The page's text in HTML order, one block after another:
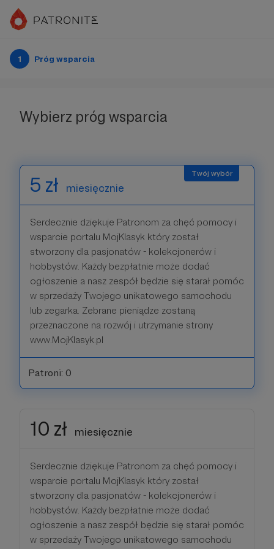
1 Próg wsparcia
Wybierz próg wsparcia
5 zł miesięcznie
Serdecznie dziękuje Patronom za chęć pomocy i
wsparcie portalu MojKlasyk który został
stworzony dla pasjonatów - kolekcjonerów i
hobbystów. Każdy bezpłatnie może dodać
ogłoszenie a nasz zespół będzie się starał pomóc
w sprzedaży Twojego unikatowego samochodu
lub zegarka. Zebrane pieniądze zostaną
przeznaczone na rozwój i utrzymanie strony
www.MojKlasyk.pl
Patroni: 0
10 zł miesięcznie
Serdecznie dziękuje Patronom za chęć pomocy i
wsparcie portalu MojKlasyk który został
stworzony dla pasjonatów - kolekcjonerów i
hobbystów. Każdy bezpłatnie może dodać
ogłoszenie a nasz zespół będzie się starał pomóc
w sprzedaży Twojego unikatowego samochodu